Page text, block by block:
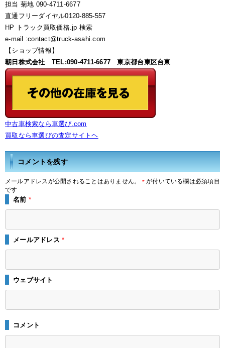
担当 菊地 090-4711-6677
直通フリーダイヤル0120-885-557
HP トラック買取価格.jp 検索
e-mail :contact@truck-asahi.com
【ショップ情報】
朝日株式会社 TEL:090-4711-6677 東京都台東区台東
中古車検索なら車選び.com
買取なら車選びの査定サイトヘ
コメントを残す
メールアドレスが公開されることはありません。 *が付いている欄は必須項目
です
名前 *
メールアドレス*
ウェブサイト
コメント